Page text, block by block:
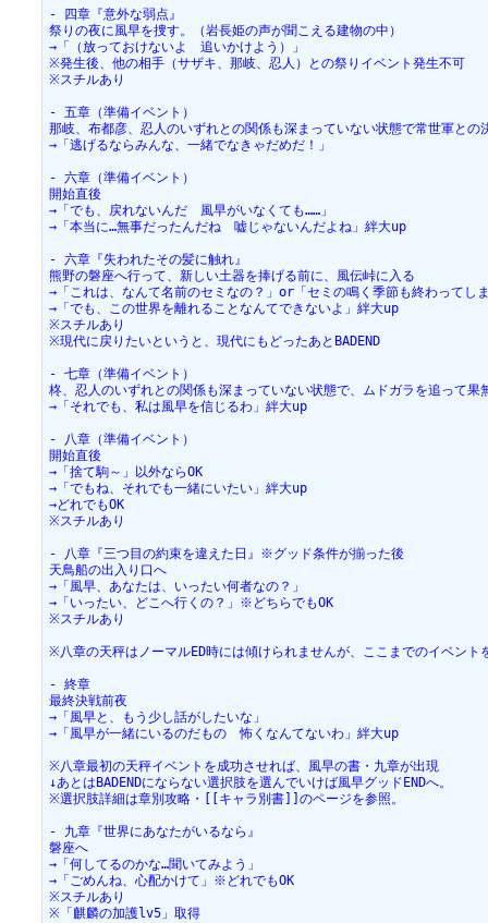
- 四章『意外な弱点』
祭りの夜に風早を捜す。（岩長姫の声が聞こえる建物の中）
→「（放っておけないよ　追いかけよう）」
※発生後、他の相手（サザキ、那岐、忍人）との祭りイベント発生不可
※スチルあり
- 五章（準備イベント）
那岐、布都彦、忍人のいずれとの関係も深まっていない状態で常世軍との
→「逃げるならみんな、一緒でなきゃだめだ！」
- 六章（準備イベント）
開始直後
→「でも、戻れないんだ　風早がいなくても……」
→「本当に…無事だったんだね　嘘じゃないんだよね」絆大up
- 六章『失われたその髪に触れ』
熊野の磐座へ行って、新しい土器を捧げる前に、風伝峠に入る
→「これは、なんて名前のセミなの？」or「セミの鳴く季節も終わってし
→「でも、この世界を離れることなんてできないよ」絆大up
※スチルあり
※現代に戻りたいというと、現代にもどったあとBADEND
- 七章（準備イベント）
柊、忍人のいずれとの関係も深まっていない状態で、ムドガラを追って果
→「それでも、私は風早を信じるわ」絆大up
- 八章（準備イベント）
開始直後
→「捨て駒～」以外ならOK
→「でもね、それでも一緒にいたい」絆大up
→どれでもOK
※スチルあり
- 八章『三つ目の約束を違えた日』※グッド条件が揃った後
天鳥船の出入り口へ
→「風早、あなたは、いったい何者なの？」
→「いったい、どこへ行くの？」※どちらでもOK
※スチルあり
※八章の天秤はノーマルED時には傾けられませんが、ここまでのイベン
- 終章
最終決戦前夜
→「風早と、もう少し話がしたいな」
→「風早が一緒にいるのだもの　怖くなんてないわ」絆大up
※八章最初の天秤イベントを成功させれば、風早の書・九章が出現
↓あとはBADENDにならない選択肢を選んでいけば風早グッドENDへ。
※選択肢詳細は章別攻略・[[キャラ別書]]のページを参照。
- 九章『世界にあなたがいるなら』
磐座へ
→「何してるのかな…聞いてみよう」
→「ごめんね、心配かけて」※どれでもOK
※スチルあり
※「麒麟の加護lv5」取得